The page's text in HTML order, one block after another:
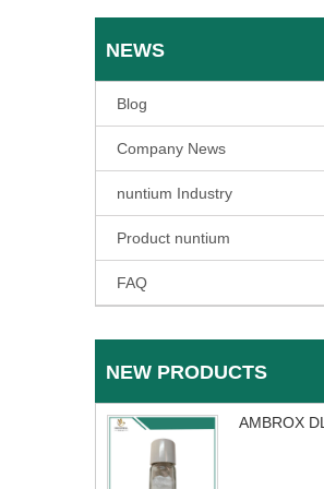
NEWS
Blog
Company News
nuntium Industry
Product nuntium
FAQ
NEW PRODUCTS
AMBROX DL